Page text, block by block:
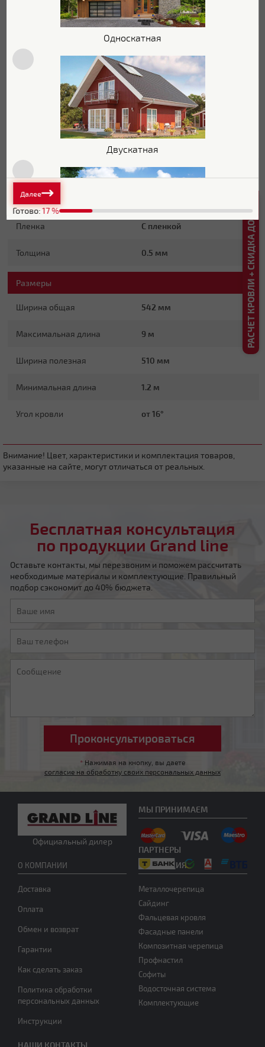
Толщина полимерного
30 мкм
Текстурированная
Блеск поверхности Матовая
Защитный слой Zn 180 г/м2
Основа покрытия Полиэфир
Стойкость к УФ Нет данных
Пленка С пленкой
Толщина 0.5 мм
Размеры
Ширина общая 542 мм
Максимальная длина 9 м
Ширина полезная 510 мм
Минимальная длина 1.2 м
Угол кровли от 16°
Внимание! Цвет, характеристики и комплектация товаров,
указанные на сайте, могут отличаться от реальных.
Бесплатная консультация
по продукции Grand line
Оставьте контакты, мы перезвоним и поможем рассчитать
необходимые материалы и комплектующие. Правильный
подбор сэкономит до 40% бюджета.
* Нажимая на кнопку, вы даете
согласие на обработку своих персональных данных
Официальный дилер
НАШИ КОНТАКТЫ
О КОМПАНИИ
Доставка
Оплата
Обмен и возврат
Гарантии
Как сделать заказ
Политика обработки
персональных данных
Инструкции
ПРОДУКЦИЯ
Металлочерепица
Сайдинг
Фальцевая кровля
Фасадные панели
Композитная черепица
Профнастил
Софиты
Водосточная система
Комплектующие
МЫ ПРИНИМАЕМ
ПАРТНЕРЫ
РАСЧЕТ КРОВЛИ + СКИДКА ДО 20%
Односкатная
Двускатная
Мансардная ломаная
Нужна консультация
Готово:17%
Далее